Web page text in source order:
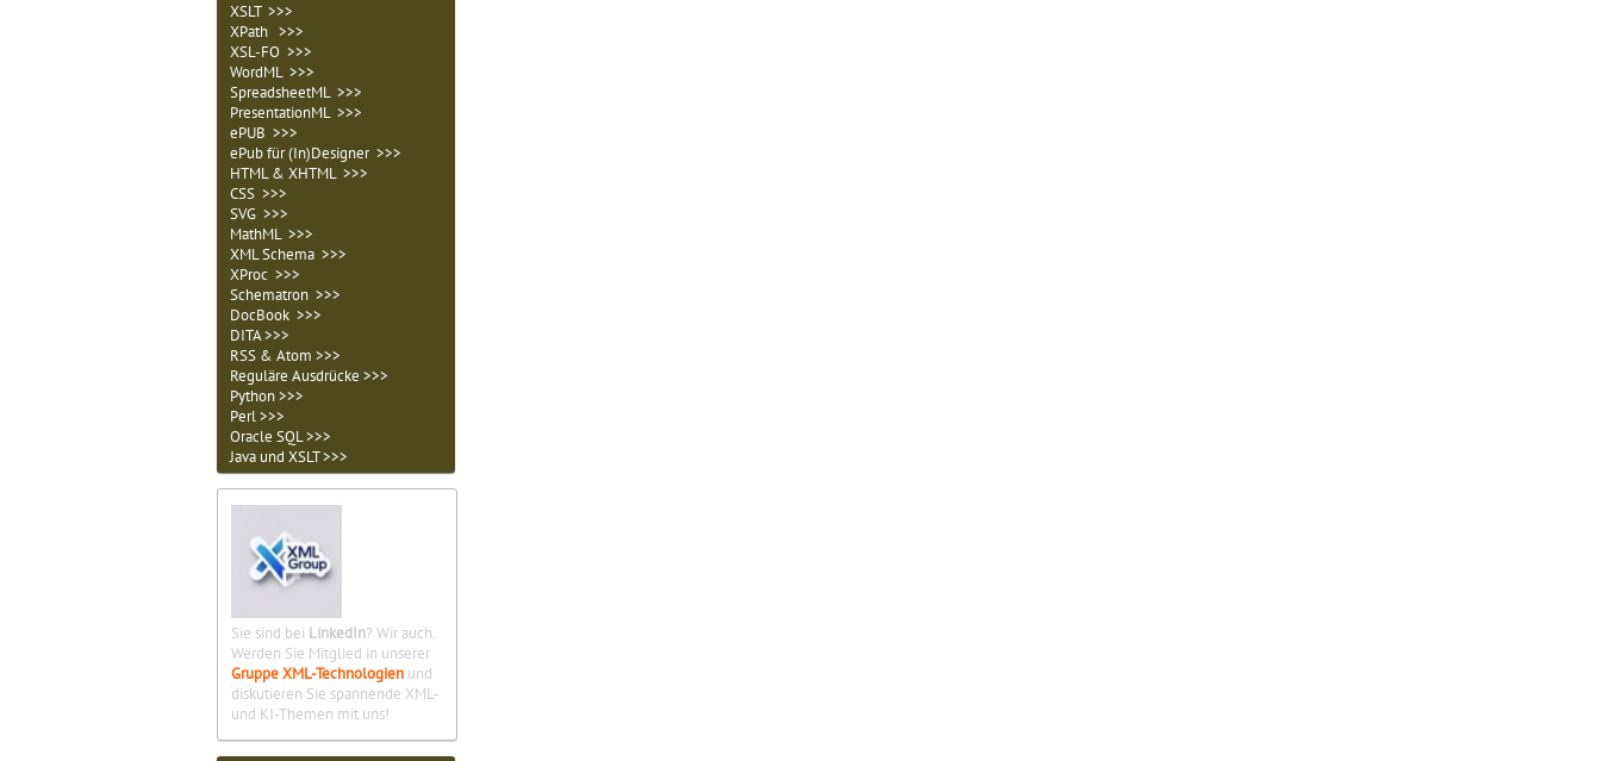
XSLT >>>
XPath >>>
XSL-FO >>>
WordML >>>
SpreadsheetML >>>
PresentationML >>>
ePUB >>>
ePub für (In)Designer >>>
HTML & XHTML >>>
CSS >>>
SVG >>>
MathML >>>
XML Schema >>>
XProc >>>
Schematron >>>
DocBook >>>
DITA >>>
RSS & Atom >>>
Reguläre Ausdrücke >>>
Python >>>
Perl >>>
Oracle SQL >>>
Java und XSLT >>>
Sie sind bei LinkedIn? Wir auch.
Werden Sie Mitglied in unserer
Gruppe XML-Technologien und
diskutieren Sie spannende XML-
und KI-Themen mit uns!